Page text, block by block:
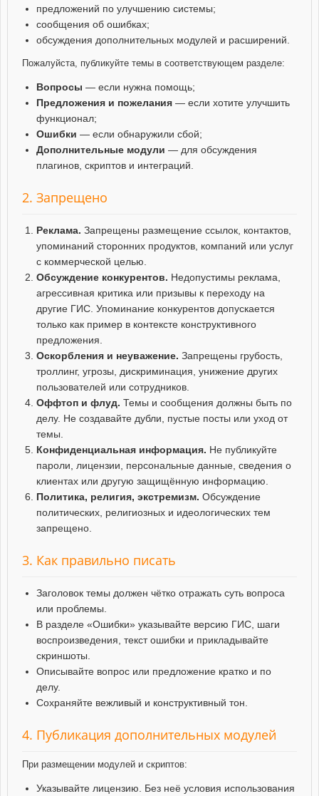
предложений по улучшению системы;
сообщения об ошибках;
обсуждения дополнительных модулей и расширений.
Пожалуйста, публикуйте темы в соответствующем разделе:
Вопросы — если нужна помощь;
Предложения и пожелания — если хотите улучшить
функционал;
Ошибки — если обнаружили сбой;
Дополнительные модули — для обсуждения
плагинов, скриптов и интеграций.
2. Запрещено
Реклама. Запрещены размещение ссылок, контактов,
упоминаний сторонних продуктов, компаний или услуг
с коммерческой целью.
Обсуждение конкурентов. Недопустимы реклама,
агрессивная критика или призывы к переходу на
другие ГИС. Упоминание конкурентов допускается
только как пример в контексте конструктивного
предложения.
Оскорбления и неуважение. Запрещены грубость,
троллинг, угрозы, дискриминация, унижение других
пользователей или сотрудников.
Оффтоп и флуд. Темы и сообщения должны быть по
делу. Не создавайте дубли, пустые посты или уход от
темы.
Конфиденциальная информация. Не публикуйте
пароли, лицензии, персональные данные, сведения о
клиентах или другую защищённую информацию.
Политика, религия, экстремизм. Обсуждение
политических, религиозных и идеологических тем
запрещено.
3. Как правильно писать
Заголовок темы должен чётко отражать суть вопроса
или проблемы.
В разделе «Ошибки» указывайте версию ГИС, шаги
воспроизведения, текст ошибки и прикладывайте
скриншоты.
Описывайте вопрос или предложение кратко и по
делу.
Сохраняйте вежливый и конструктивный тон.
4. Публикация дополнительных модулей
При размещении модулей и скриптов:
Указывайте лицензию. Без неё условия использования